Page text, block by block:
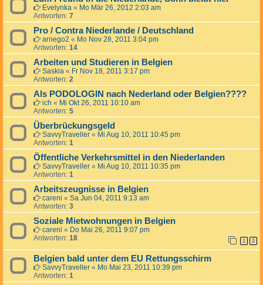
Evelynka « Mo Mär 26, 2012 2:03 am
Antworten: 7
Pro / Contra Niederlande / Deutschland
arnego2 « Mo Nov 28, 2011 3:04 pm
Antworten: 14
Arbeiten und Studieren in Belgien
Saskia « Fr Nov 18, 2011 3:17 pm
Antworten: 2
Als PODOLOGIN nach Nederland oder Belgien????
ich « Mi Okt 26, 2011 10:10 am
Antworten: 5
Überbrückungsgeld
SavvyTraveller « Mi Aug 10, 2011 10:45 pm
Antworten: 1
Öffentliche Verkehrsmittel in den Niederlanden
SavvyTraveller « Mi Aug 10, 2011 10:35 pm
Antworten: 1
Arbeitszeugnisse in Belgien
careni « Sa Jun 04, 2011 9:13 am
Antworten: 3
Soziale Mietwohnungen in Belgien
careni « Do Mai 26, 2011 9:07 pm
Antworten: 18 1 2
Belgien bald unter dem EU Rettungsschirm
SavvyTraveller « Mo Mai 23, 2011 10:39 pm
Antworten: 1